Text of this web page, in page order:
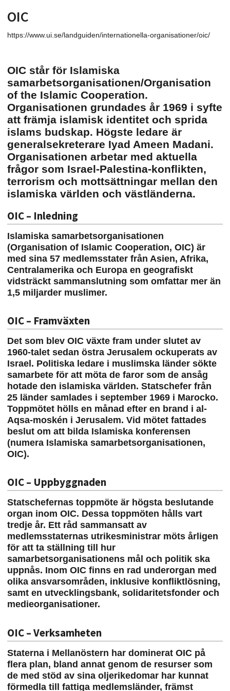
OIC
https://www.ui.se/landguiden/internationella-organisationer/oic/
OIC står för Islamiska
samarbetsorganisationen/Organisation
of the Islamic Cooperation.
Organisationen grundades år 1969 i syfte
att främja islamisk identitet och sprida
islams budskap. Högste ledare är
generalsekreterare Iyad Ameen Madani.
Organisationen arbetar med aktuella
frågor som Israel-Palestina-konflikten,
terrorism och mottsättningar mellan den
islamiska världen och västländerna.
OIC – Inledning
Islamiska samarbetsorganisationen
(Organisation of Islamic Cooperation, OIC) är
med sina 57 medlemsstater från Asien, Afrika,
Centralamerika och Europa en geografiskt
vidsträckt sammanslutning som omfattar mer än
1,5 miljarder muslimer.
OIC – Framväxten
Det som blev OIC växte fram under slutet av
1960-talet sedan östra Jerusalem ockuperats av
Israel. Politiska ledare i muslimska länder sökte
samarbete för att möta de faror som de ansåg
hotade den islamiska världen. Statschefer från
25 länder samlades i september 1969 i Marocko.
Toppmötet hölls en månad efter en brand i al-
Aqsa-moskén i Jerusalem. Vid mötet fattades
beslut om att bilda Islamiska konferensen
(numera Islamiska samarbetsorganisationen,
OIC).
OIC – Uppbyggnaden
Statschefernas toppmöte är högsta beslutande
organ inom OIC. Dessa toppmöten hålls vart
tredje år. Ett råd sammansatt av
medlemsstaternas utrikesministrar möts årligen
för att ta ställning till hur
samarbetsorganisationens mål och politik ska
uppnås. Inom OIC finns en rad underorgan med
olika ansvarsområden, inklusive konfliktlösning,
samt en utvecklingsbank, solidaritetsfonder och
medieorganisationer.
OIC – Verksamheten
Staterna i Mellanöstern har dominerat OIC på
flera plan, bland annat genom de resurser som
de med stöd av sina oljerikedomar har kunnat
förmedla till fattiga medlemsländer, främst